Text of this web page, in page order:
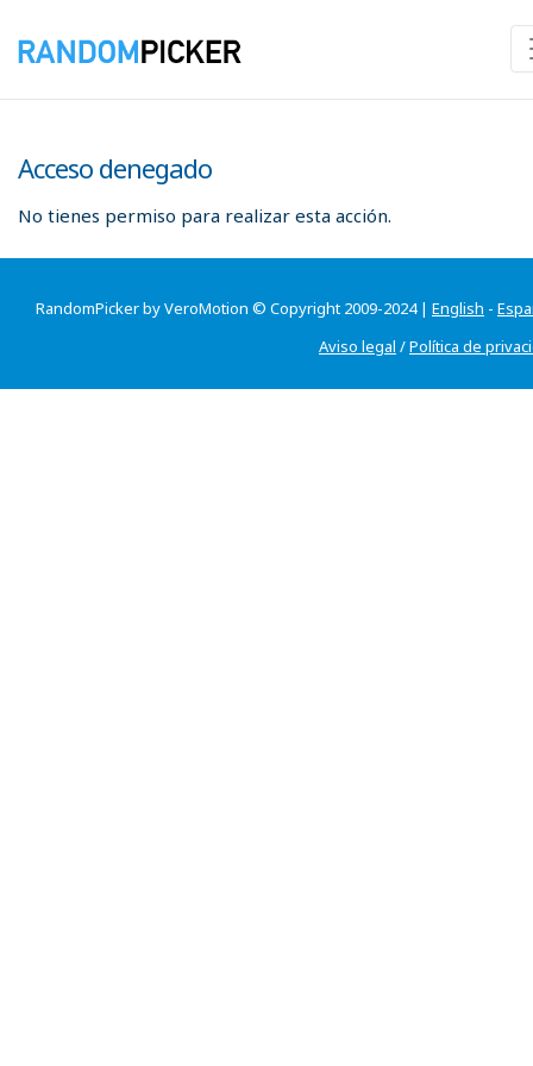
Acceso denegado
No tienes permiso para realizar esta acción.
RandomPicker by VeroMotion © Copyright 2009-2024 | English -
Aviso legal /Política de